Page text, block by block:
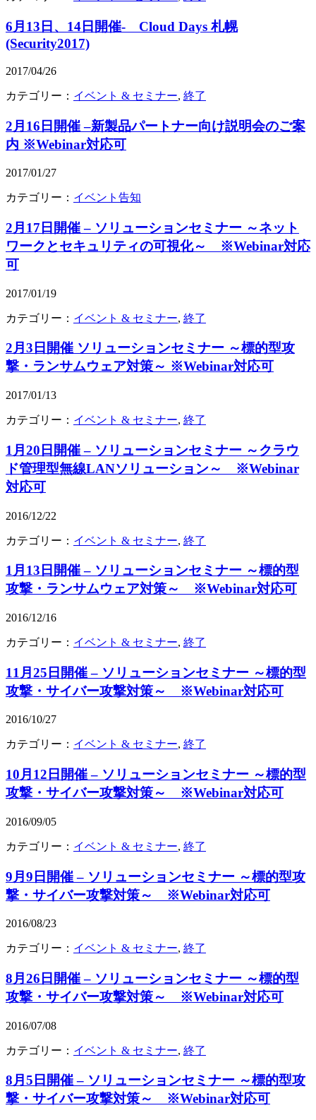
6月13日、14日開催- Cloud Days 札幌
(Security2017)
2017/04/26
カテゴリー： イベント & セミナー, 終了
2月16日開催 –新製品パートナー向け説明会のご案
内 ※Webinar対応可
2017/01/27
カテゴリー： イベント告知
2月17日開催 – ソリューションセミナー ～ネット
ワークとセキュリティの可視化～ ※Webinar対応
可
2017/01/19
カテゴリー： イベント & セミナー, 終了
2月3日開催 ソリューションセミナー ～標的型攻
撃・ランサムウェア対策～ ※Webinar対応可
2017/01/13
カテゴリー： イベント & セミナー, 終了
1月20日開催 – ソリューションセミナー ～クラウ
ド管理型無線LANソリューション～ ※Webinar
対応可
2016/12/22
カテゴリー： イベント & セミナー, 終了
1月13日開催 – ソリューションセミナー ～標的型
攻撃・ランサムウェア対策～ ※Webinar対応可
2016/12/16
カテゴリー： イベント & セミナー, 終了
11月25日開催 – ソリューションセミナー ～標的型
攻撃・サイバー攻撃対策～ ※Webinar対応可
2016/10/27
カテゴリー： イベント & セミナー, 終了
10月12日開催 – ソリューションセミナー ～標的型
攻撃・サイバー攻撃対策～ ※Webinar対応可
2016/09/05
カテゴリー： イベント & セミナー, 終了
9月9日開催 – ソリューションセミナー ～標的型攻
撃・サイバー攻撃対策～ ※Webinar対応可
2016/08/23
カテゴリー： イベント & セミナー, 終了
8月26日開催 – ソリューションセミナー ～標的型
攻撃・サイバー攻撃対策～ ※Webinar対応可
2016/07/08
カテゴリー： イベント & セミナー, 終了
8月5日開催 – ソリューションセミナー ～標的型攻
撃・サイバー攻撃対策～ ※Webinar対応可